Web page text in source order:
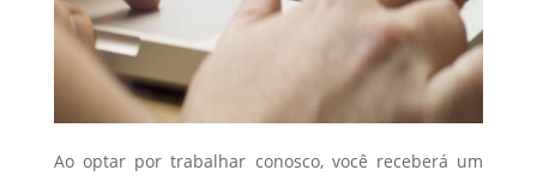
Ao optar por trabalhar conosco, você receberá um